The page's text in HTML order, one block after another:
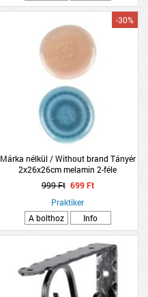
Márka nélkül / Without brand Tányér
2x26x26cm melamin 2-féle
-30%
999 Ft 699 Ft
Praktiker
A bolthoz
Info